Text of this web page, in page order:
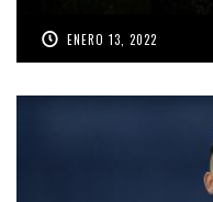
ENERO 13, 2022